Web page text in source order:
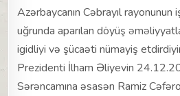
Azərbaycanın Cəbrayıl
uğrunda aparılan döyüş
igidliyi və şücaəti nümayiş
Prezidenti İlham Əliyevin
Sərəncamına əsasən Ramiz